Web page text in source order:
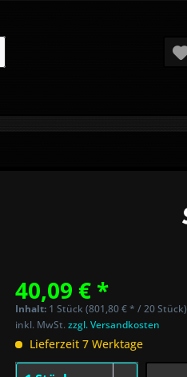
40,09 € *
Inhalt: 1 Stück (801,80 € * / 20 Stück)
inkl. MwSt.zzgl. Versandkosten
Lieferzeit 7 Werktage